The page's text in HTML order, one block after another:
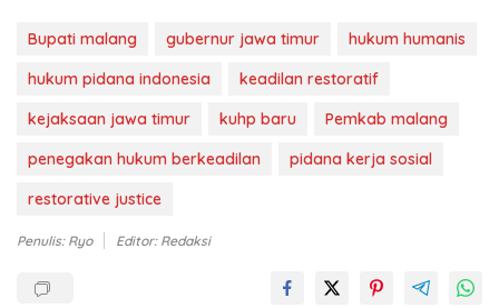
Bupati malang gubernur jawa timur
hukum humanis
hukum pidana indonesia
keadilan restoratif
kejaksaan jawa timur
kuhp baru
Pemkab malang
penegakan hukum berkeadilan
pidana kerja sosial
restorative justice
Penulis: Ryo Editor: Redaksi